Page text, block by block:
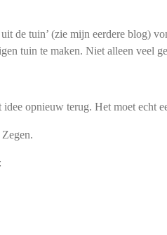
de tuin’ (zie mijn eerdere blog)
tuin te maken. Niet alleen veel
opnieuw terug. Het moet echt